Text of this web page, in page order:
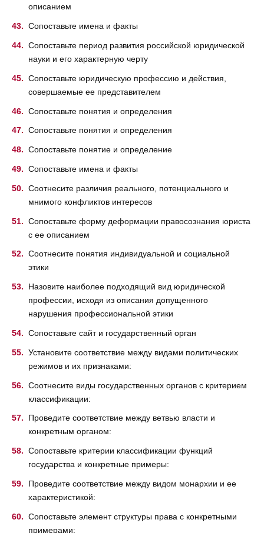
описанием
Сопоставьте имена и факты
Сопоставьте период развития российской юридической
науки и его характерную черту
Сопоставьте юридическую профессию и действия,
совершаемые ее представителем
Сопоставьте понятия и определения
Сопоставьте понятия и определения
Сопоставьте понятие и определение
Сопоставьте имена и факты
Соотнесите различия реального, потенциального и
мнимого конфликтов интересов
Сопоставьте форму деформации правосознания юриста
с ее описанием
Соотнесите понятия индивидуальной и социальной
этики
Назовите наиболее подходящий вид юридической
профессии, исходя из описания допущенного
нарушения профессиональной этики
Сопоставьте сайт и государственный орган
Установите соответствие между видами политических
режимов и их признаками:
Соотнесите виды государственных органов с критерием
классификации:
Проведите соответствие между ветвью власти и
конкретным органом:
Сопоставьте критерии классификации функций
государства и конкретные примеры:
Проведите соответствие между видом монархии и ее
характеристикой:
Сопоставьте элемент структуры права с конкретными
примерами: